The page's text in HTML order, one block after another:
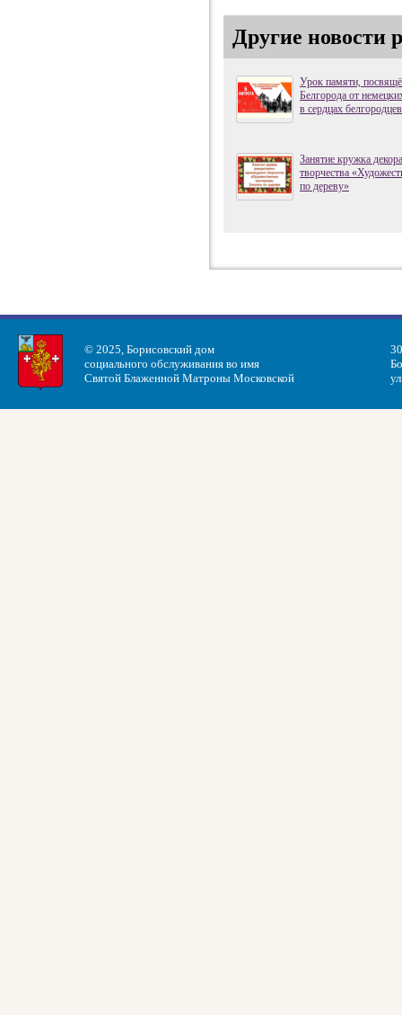
Другие новости
Урок памяти,
Белгорода от
в сердцах
Занятие кружка
творчества
по дереву»
© 2025, Борисовский дом
социального обслуживания во имя
Святой Блаженной Матроны Московской